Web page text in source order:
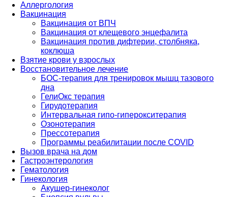
Аллергология
Вакцинация
Вакцинация от ВПЧ
Вакцинация от клещевого энцефалита
Вакцинация против дифтерии, столбняка,
коклюша
Взятие крови у взрослых
Восстановительное лечение
БОС-терапия для тренировок мышц тазового
дна
ГелиОкс терапия
Гирудотерапия
Интервальная гипо-гиперокситерапия
Озонотерапия
Прессотерапия
Программы реабилитации после СOVID
Вызов врача на дом
Гастроэнтерология
Гематология
Гинекология
Акушер-гинеколог